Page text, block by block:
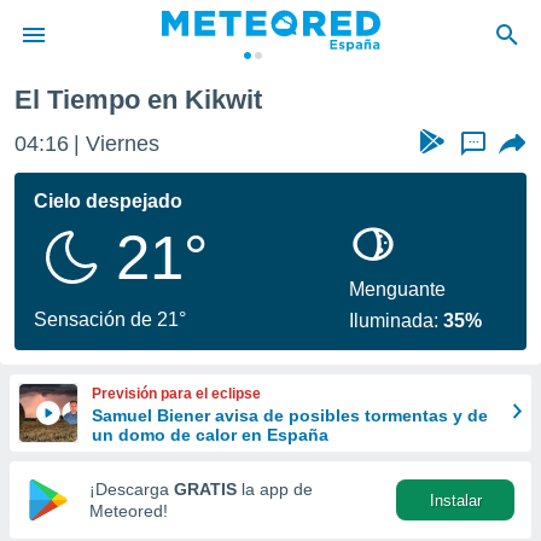
de
por
se
calidad.
a este
las
y
forma
digital
basada
El Tiempo en Kikwit
04:16 Viernes ...
Cielo despejado
21°
Sensación de 21°
Menguante
Iluminada:35%
Previsión para el eclipse
Samuel Biener avisa de posibles tormentas y de
un domo de calor en España
¡Descarga GRATIS la app de
Meteored!
Instalar